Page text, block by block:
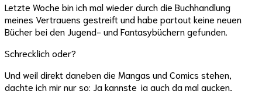
Letzte Woche bin ich mal wieder durch die Buchhandlung
meines Vertrauens gestreift und habe partout keine neuen
Bücher bei den Jugend- und Fantasybüchern gefunden.
Schrecklich oder?
Und weil direkt daneben die Mangas und Comics stehen,
dachte ich mir nur so: Ja kannste ja auch da mal gucken,